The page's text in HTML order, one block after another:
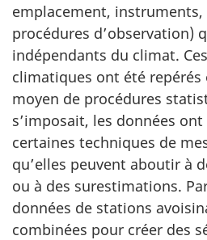
emplacement,
procédures d’observation)
indépendants du climat.
climatiques ont été repérés
moyen de procédures
s’imposait, les données
certaines techniques de
qu’elles peuvent aboutir à
ou à des surestimations.
données de stations
combinées pour créer des